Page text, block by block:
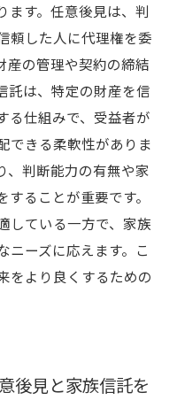
ます。任意後見は、判
頼した人に代理権を委
産の管理や契約の締結
託は、特定の財産を信
る仕組みで、受益者が
できる柔軟性がありま
、判断能力の有無や家
ることが重要です。
している一方で、家族
ニーズに応えます。こ
をより良くするための
後見と家族信託を